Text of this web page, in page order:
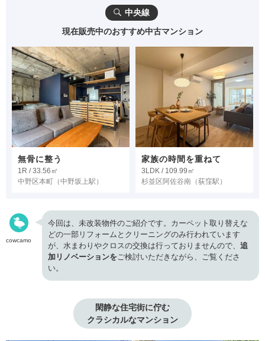
中央線
現在販売中のおすすめ中古マンション
無骨に整う
1R / 33.56㎡
中野区本町 （中野坂上駅）
家族の時間を重ねて
3LDK / 109.99㎡
杉並区阿佐谷南 （荻窪駅）
cowcamo
今回は、未改装物件のご紹介です。カーペット取り替えな
どの一部リフォームとクリーニングのみ行われています
が、水まわりやクロスの交換は行っておりませんので、 追
加リノベーションをご検討いただきながら、ご覧くださ
い。
閑静な住宅街に佇む
クラシカルなマンション